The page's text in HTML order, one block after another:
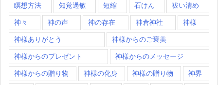
瞑想方法 知覚過敏 短縮 石けん 祓い清め
神々 神の声 神の存在 神倉神社 神様
神様ありがとう 神様からのご褒美
神様からのプレゼント 神様からのメッセージ
神様からの贈り物 神様の化身 神様の贈り物 神界